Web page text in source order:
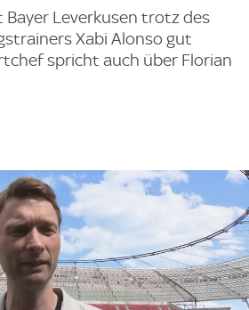
Bayer Leverkusen trotz des
Xabi Alonso gut
spricht auch über Florian